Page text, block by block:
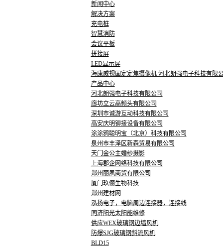
新闻中心
解决方案
充电桩
智慧消防
会议平板
拼接屏
LED显示屏
海康威视固定定焦摄像机 河北朗强电子科技有限
产品中心
河北朗强电子科技有限公司
廊坊立云高频头有限公司
深圳市诚游互动科技有限公司
高安庆明铆接设备有限公司
涂涂鸦聪明宝（北京）科技有限公司
泉州市丰泽区新森贸易有限公司
天门金公主婚纱摄影
上海郡企网络科技有限公司
郑州丽夙商贸有限公司
厦门玖俪生物科技
郑州建材网
泓扬电子，电脑周边连接器，连接线
同济阳光太阳能维修
供应WEX玻璃钢边墙风机
防爆SJG玻璃钢斜流风机
BLD15